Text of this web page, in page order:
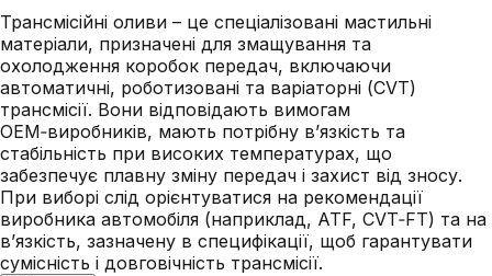
Трансмісійні оливи – це спеціалізовані мастильні
матеріали, призначені для змащування та
охолодження коробок передач, включаючи
автоматичні, роботизовані та варіаторні (CVT)
трансмісії. Вони відповідають вимогам
OEM‑виробників, мають потрібну в’язкість та
стабільність при високих температурах, що
забезпечує плавну зміну передач і захист від зносу.
При виборі слід орієнтуватися на рекомендації
виробника автомобіля (наприклад, ATF, CVT‑FT) та на
в’язкість, зазначену в специфікації, щоб гарантувати
сумісність і довговічність трансмісії.